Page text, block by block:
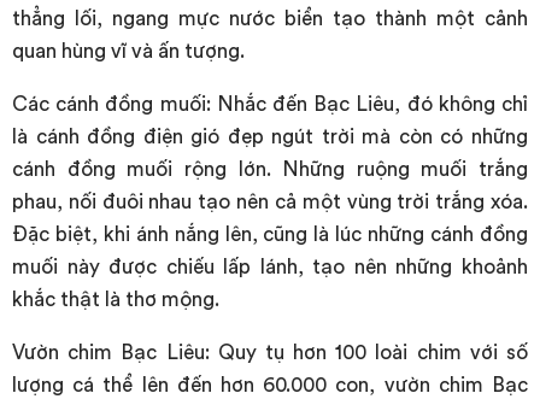
thẳng lối, ngang mực nước biển tạo thành một cảnh
quan hùng vĩ và ấn tượng.
Các cánh đồng muối: Nhắc đến Bạc Liêu, đó không chỉ
là cánh đồng điện gió đẹp ngút trời mà còn có những
cánh đồng muối rộng lớn. Những ruộng muối trắng
phau, nối đuôi nhau tạo nên cả một vùng trời trắng xóa.
Đặc biệt, khi ánh nắng lên, cũng là lúc những cánh đồng
muối này được chiếu lấp lánh, tạo nên những khoảnh
khắc thật là thơ mộng.
Vườn chim Bạc Liêu: Quy tụ hơn 100 loài chim với số
lượng cá thể lên đến hơn 60.000 con, vườn chim Bạc